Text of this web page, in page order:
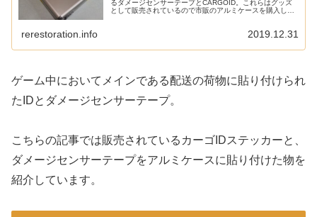
るダメージセンサーテープとCARGOID。これらはグッズ
として販売されているので市販のアルミケースを購入し
rerestoration.info 2019.12.31
ゲーム中においてメインである配送の荷物に貼り付けられ
たIDとダメージセンサーテープ。
こちらの記事では販売されているカーゴIDステッカーと、
ダメージセンサーテープをアルミケースに貼り付けた物を
紹介しています。